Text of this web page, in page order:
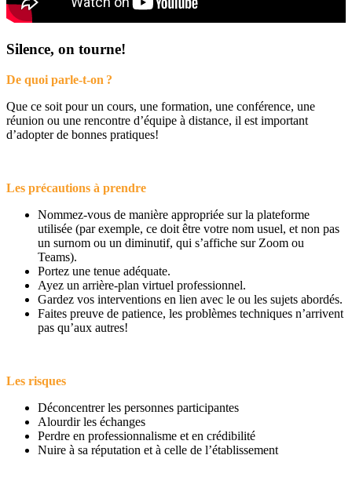
Silence, on tourne!
De quoi parle-t-on ?
Que ce soit pour un cours, une formation, une conférence, une
réunion ou une rencontre d’équipe à distance, il est important
d’adopter de bonnes pratiques!
Les précautions à prendre
Nommez-vous de manière appropriée sur la plateforme
utilisée (par exemple, ce doit être votre nom usuel, et non pas
un surnom ou un diminutif, qui s’affiche sur Zoom ou
Teams).
Portez une tenue adéquate.
Ayez un arrière-plan virtuel professionnel.
Gardez vos interventions en lien avec le ou les sujets abordés.
Faites preuve de patience, les problèmes techniques n’arrivent
pas qu’aux autres!
Les risques
Déconcentrer les personnes participantes
Alourdir les échanges
Perdre en professionnalisme et en crédibilité
Nuire à sa réputation et à celle de l’établissement